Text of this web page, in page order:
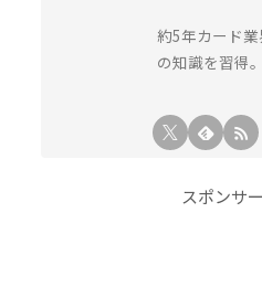
約5年カード
の知識を習得。
スポンサ